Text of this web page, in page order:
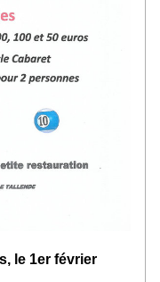
le 1er février